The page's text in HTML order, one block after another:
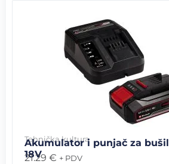
Tehnička kultura
Akumulator i punjač za
18V
21.29 € + PDV